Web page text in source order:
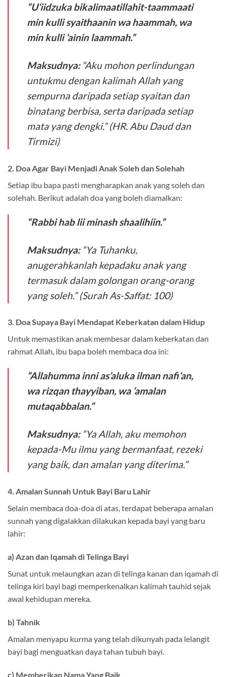
“U‘iidzuka bikalimaatillahit-taammaati
min kulli syaithaanin wa haammah, wa
min kulli ‘ainin laammah.”
Maksudnya:“Aku mohon perlindungan
untukmu dengan kalimah Allah yang
sempurna daripada setiap syaitan dan
binatang berbisa, serta daripada setiap
mata yang dengki.” (HR. Abu Daud dan
Tirmizi)
2. Doa Agar Bayi Menjadi Anak Soleh dan Solehah
Setiap ibu bapa pasti mengharapkan anak yang soleh dan
solehah. Berikut adalah doa yang boleh diamalkan:
“Rabbi hab lii minash shaalihiin.”
Maksudnya:“Ya Tuhanku,
anugerahkanlah kepadaku anak yang
termasuk dalam golongan orang-orang
yang soleh.” (Surah As-Saffat: 100)
3. Doa Supaya Bayi Mendapat Keberkatan dalam Hidup
Untuk memastikan anak membesar dalam keberkatan dan
rahmat Allah, ibu bapa boleh membaca doa ini:
“Allahumma inni as’aluka ilman nafi‘an,
wa rizqan thayyiban, wa ‘amalan
mutaqabbalan.”
Maksudnya:“Ya Allah, aku memohon
kepada-Mu ilmu yang bermanfaat, rezeki
yang baik, dan amalan yang diterima.”
4. Amalan Sunnah Untuk Bayi Baru Lahir
Selain membaca doa-doa di atas, terdapat beberapa amalan
sunnah yang digalakkan dilakukan kepada bayi yang baru
lahir:
a) Azan dan Iqamah di Telinga Bayi
Sunat untuk melaungkan azan di telinga kanan dan iqamah di
telinga kiri bayi bagi memperkenalkan kalimah tauhid sejak
awal kehidupan mereka.
b) Tahnik
Amalan menyapu kurma yang telah dikunyah pada lelangit
bayi bagi menguatkan daya tahan tubuh bayi.
c) Memberikan Nama Yang Baik